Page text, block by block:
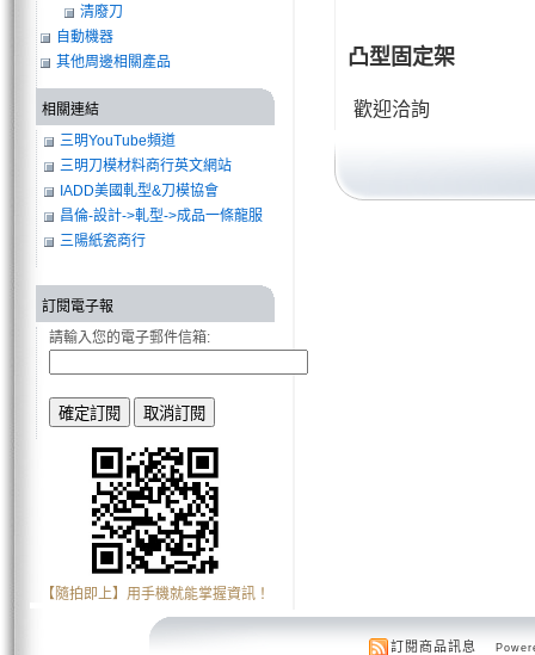
凸型固定架
歡迎洽詢
清廢刀
自動機器
其他周邊相關產品
相關連結
三明YouTube頻道
三明刀模材料商行英文網站
IADD美國軋型&刀模協會
昌倫-設計->軋型->成品一條龍服
務
三陽紙瓷商行
訂閱電子報
請輸入您的電子郵件信箱:
【隨拍即上】用手機就能掌握資訊！
訂閱商品訊息